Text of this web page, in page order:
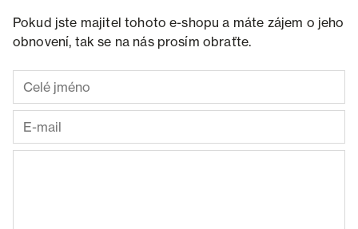
Pokud jste majitel tohoto e-shopu a máte zájem o jeho
obnovení, tak se na nás prosím obraťte.